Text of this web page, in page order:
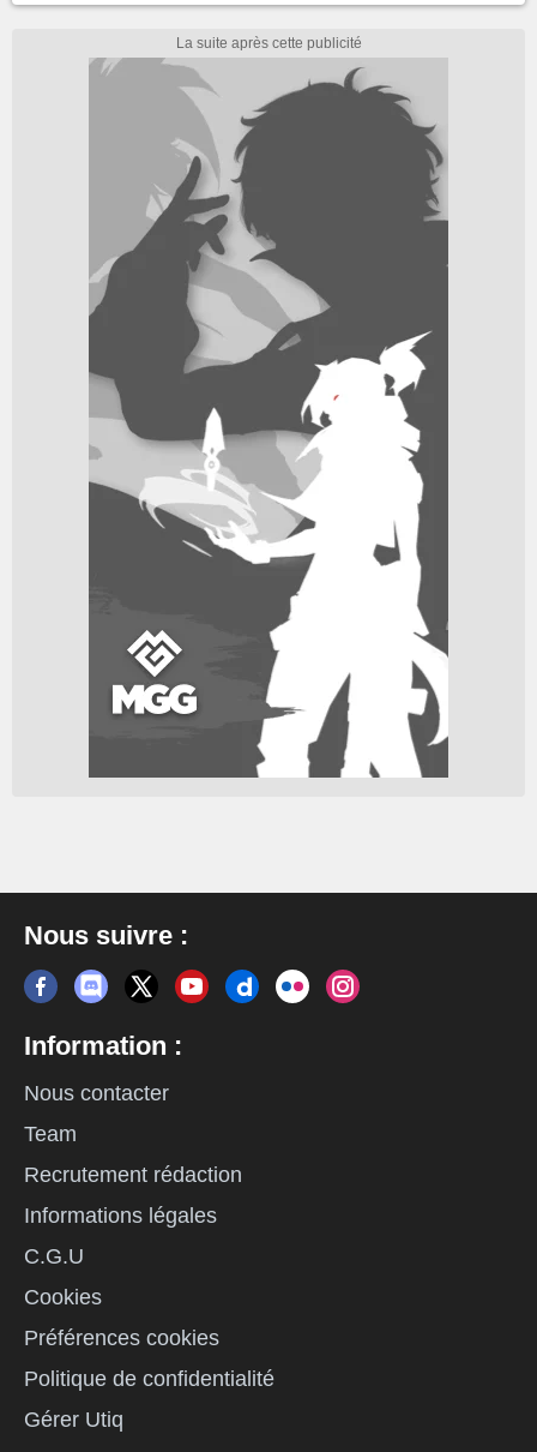
Nous suivre :
Information :
Nous contacter
Team
Recrutement rédaction
Informations légales
C.G.U
Cookies
Préférences cookies
Politique de confidentialité
Gérer Utiq